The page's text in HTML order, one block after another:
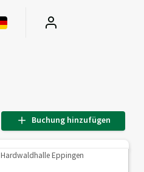
Buchung hinzufügen
Hardwaldhalle Eppingen